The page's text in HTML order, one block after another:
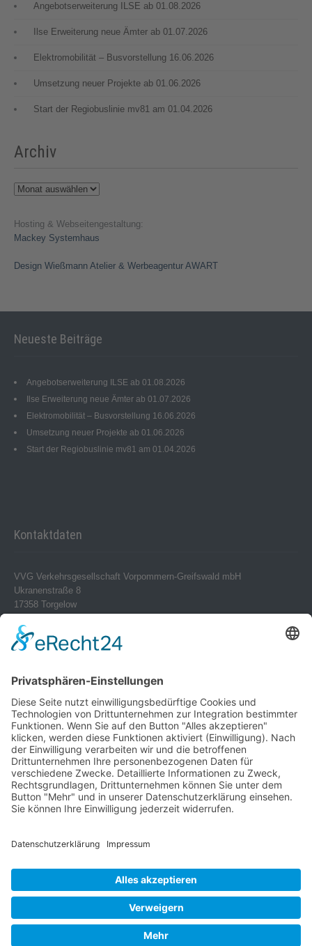
Angebotserweiterung ILSE ab 01.08.2026
Ilse Erweiterung neue Ämter ab 01.07.2026
Elektromobilität – Busvorstellung 16.06.2026
Umsetzung neuer Projekte ab 01.06.2026
Start der Regiobuslinie mv81 am 01.04.2026
Archiv
Archiv
Hosting & Webseitengestaltung:
Mackey Systemhaus
Design Wießmann Atelier & Werbeagentur AWART
Neueste Beiträge
Angebotserweiterung ILSE ab 01.08.2026
Ilse Erweiterung neue Ämter ab 01.07.2026
Elektromobilität – Busvorstellung 16.06.2026
Umsetzung neuer Projekte ab 01.06.2026
Start der Regiobuslinie mv81 am 01.04.2026
Kontaktdaten
VVG Verkehrsgesellschaft Vorpommern-Greifswald mbH
Ukranenstraße 8
17358 Torgelow
Telefax 0 39 76 – 24 02 24
info@vvg-bus.de
Betriebshof Pasewalk
Torgelower Str. 18
17309 Pasewalk
Betriebshof Jarmen
Demminer Str. 43
17126 Jarmen
Telefon 03 99 97 – 1 03 08
Telefax 03 99 97 – 1 03 18
jarmen@vvg-bus.de
Dorf Bansin 1 c
Telefon 03976 – 24 02 45
Telefax 03976 – 24 02 24
charterbus@vvg-bus.de
Verwendung von Cookies
Um unsere Website für Sie optimal
zu gestalten und fortlaufend
wir Cookies. Durch die weitere
der Verwendung von Cookies zu.
Weitere Informationen zu Cookies
erhalten Sie in unserer
Datenschutzerklärung.